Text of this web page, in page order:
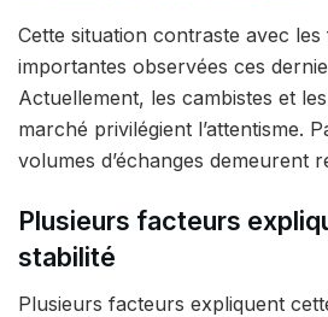
Cette situation contraste avec
importantes observées ces
Actuellement, les cambistes et
marché privilégient l’attentisme.
volumes d’échanges demeurent
Plusieurs facteurs
stabilité
Plusieurs facteurs expliquent